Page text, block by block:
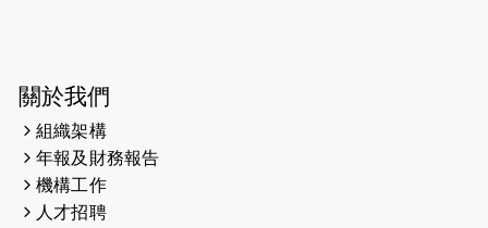
2025-03-21
2025-02-20
2025-02-06
關於我們
組織架構
年報及財務報告
機構工作
人才招聘